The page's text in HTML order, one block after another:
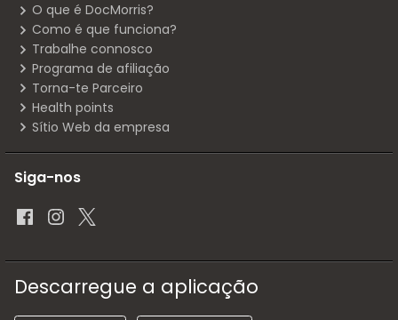
O que é DocMorris?
Como é que funciona?
Trabalhe connosco
Programa de afiliação
Torna-te Parceiro
Health points
Sítio Web da empresa
Siga-nos
Descarregue a aplicação